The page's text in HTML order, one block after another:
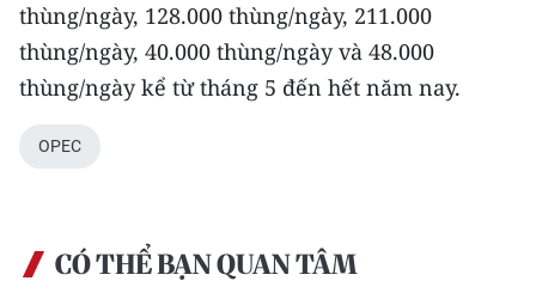
TIN MỚI
Bắc Trung Bộ
thùng/ngày, 128.000 thùng/ngày, 211.000
thùng/ngày, 40.000 thùng/ngày và 48.000
thùng/ngày kể từ tháng 5 đến hết năm nay.
OPEC
CÓ THỂ BẠN QUAN TÂM